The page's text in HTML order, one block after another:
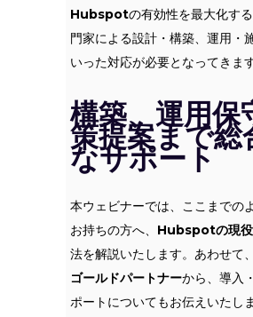
Hubspotの有効性を最大化す
門家による設計・構築、運用・
いった対応が必要となってきます
構築、運用保
策提案まで総
なサポート
本ウェビナーでは、ここまでの
お持ちの方へ、 Hubspotの現役
法を解説いたします。あわせて、
ゴールドパートナーから、導入
ポートについてもお伝えいたしま